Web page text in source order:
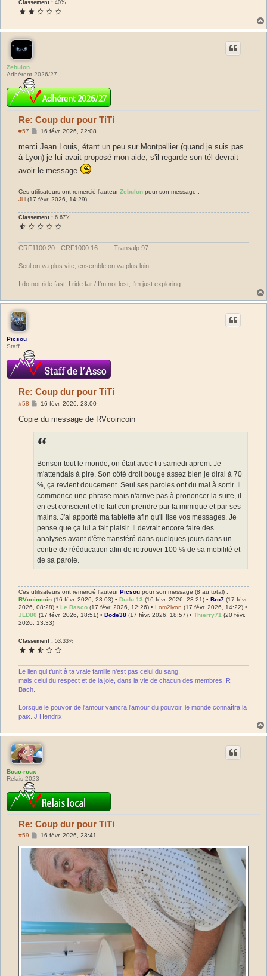
Classement : 40%
Zebulon
Adhérent 2026/27
Re: Coup dur pour TiTi
#57
M
a
g
e
16 févr. 2026, 22:08
merci Jean Louis, étant un peu sur Montpellier (quand je suis pas
à Lyon) je lui avait proposé mon aide; s'il regarde son tél devrait
avoir le message
Ces utilisateurs ont remercié l’auteurZebulon pour son message :
Jl-l (17 févr. 2026, 14:29)
Classement : 6.67%
CRF1100 20 - CRF1000 16 ....... Transalp 97 ....
Seul on va plus vite, ensemble on va plus loin
I do not ride fast, I ride far / I'm not lost, I'm just exploring
Picsou
Staff
Re: Coup dur pour TiTi
#58
M
s
a
g
e
16 févr. 2026, 23:00
Copie du message de RVcoincoin
Bonsoir tout le monde, on était avec titi samedi aprem. Je
m'attendais à pire. Son côté droit bouge assez bien je dirai à 70
%, ça revient doucement. Seul ses paroles ont du mal à sortir. Il
commence une phrase mais n'arrive pas à prononcer la suite, il
en est conscient et le fait comprendre par la mimique et par ses
mains. J'ai apporté ma tablette afin qu'il lise vos messages. Je
pense que ça lui a fait plaisir. Il devrait encore faire des
analyses avant d'être transféré dans quelques jours dans un
centre de rééducation afin de retrouver 100 % de sa mobilité et
de sa parole.
Ces utilisateurs ont remercié l’auteurPicsou pour son message (8 au total) :
RVcoincoin (16 févr. 2026, 23:03) • Dudu.13 (16 févr. 2026, 23:21) • Bro7 (17 févr.
2026, 08:28) • Le Basco (17 févr. 2026, 12:26) • Lom2lyon (17 févr. 2026, 14:22) •
JLD80 (17 févr. 2026, 18:51) • Dode38 (17 févr. 2026, 18:57) • Thierry71 (20 févr.
2026, 13:33)
Classement : 53.33%
Le lien qui t'unit à ta vraie famille n'est pas celui du sang,
mais celui du respect et de la joie, dans la vie de chacun des membres. R
Bach.
Lorsque le pouvoir de l'amour vaincra l'amour du pouvoir, le monde connaîtra la
paix. J Hendrix
Bouc-roux
Relais 2023
Re: Coup dur pour TiTi
#59
M
s
g
e
16 févr. 2026, 23:41